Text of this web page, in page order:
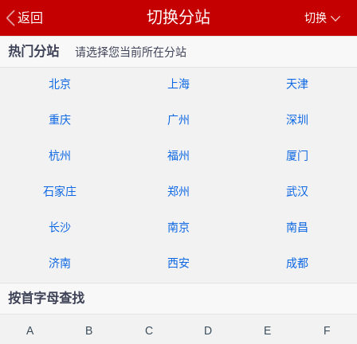
返回 切换
切换分站
热门分站 请选择您当前所在分站
北京 上海 天津
重庆 广州 深圳
杭州 福州 厦门
石家庄 郑州 武汉
长沙 南京 南昌
济南 西安 成都
按首字母查找
A B C D E F